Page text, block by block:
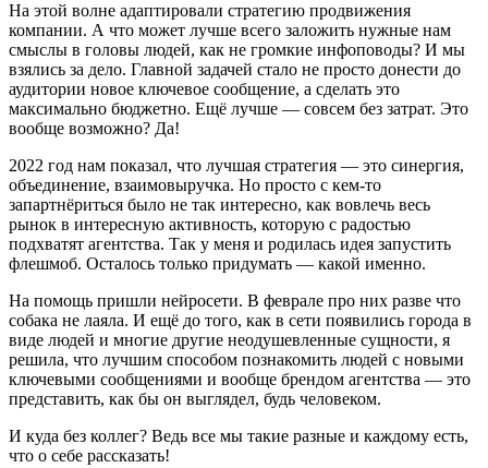
На этой волне адаптировали стратегию продвижения
компании. А что может лучше всего заложить нужные нам
смыслы в головы людей, как не громкие инфоповоды? И мы
взялись за дело. Главной задачей стало не просто донести до
аудитории новое ключевое сообщение, а сделать это
максимально бюджетно. Ещё лучше — совсем без затрат. Это
вообще возможно? Да!
2022 год нам показал, что лучшая стратегия — это синергия,
объединение, взаимовыручка. Но просто с кем-то
запартнёриться было не так интересно, как вовлечь весь
рынок в интересную активность, которую с радостью
подхватят агентства. Так у меня и родилась идея запустить
флешмоб. Осталось только придумать — какой именно.
На помощь пришли нейросети. В феврале про них разве что
собака не лаяла. И ещё до того, как в сети появились города в
виде людей и многие другие неодушевленные сущности, я
решила, что лучшим способом познакомить людей с новыми
ключевыми сообщениями и вообще брендом агентства — это
представить, как бы он выглядел, будь человеком.
И куда без коллег? Ведь все мы такие разные и каждому есть,
что о себе рассказать!